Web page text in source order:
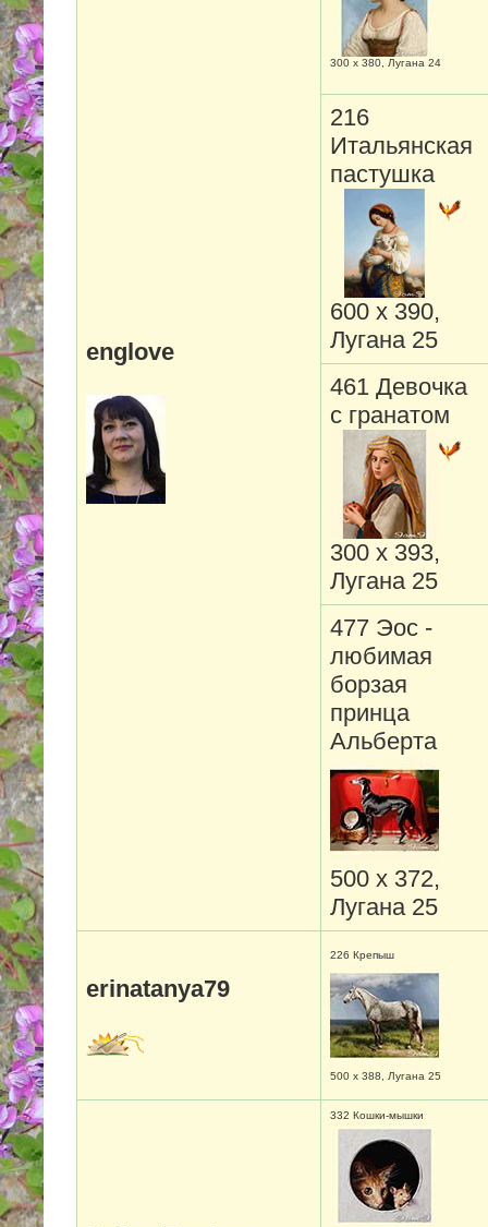
englove
300 х 380, Лугана 24
216
Итальянская
пастушка
600 х 390,
Лугана 25
461 Девочка
с гранатом
300 х 393,
Лугана 25
477 Эос -
любимая
борзая
принца
Альберта
500 х 372,
Лугана 25
erinatanya79
226 Крепыш
500 х 388, Лугана 25
332 Кошки-мышки